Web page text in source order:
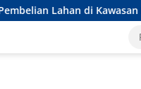
Hutan, Status Masih